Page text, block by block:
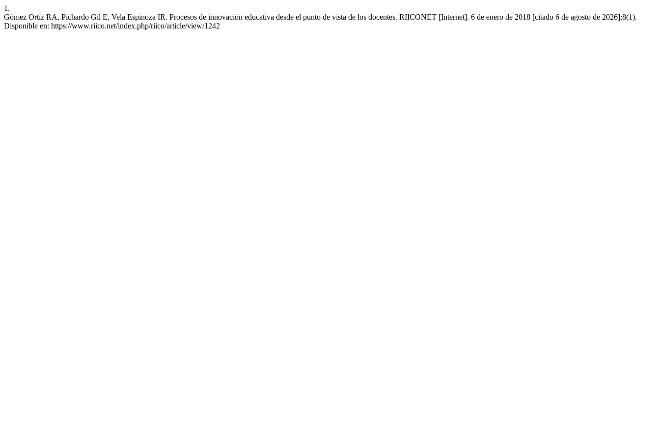
1.
Gómez Ortíz RA, Pichardo Gil E, Vela Espinoza IR. Procesos de innovación educativa desde el punto de vista de los docentes. RIICONET [Internet]. 6 de enero de 2018 [citado 6 de agosto de 2026];8(1).
Disponible en: https://www.riico.net/index.php/riico/article/view/1242